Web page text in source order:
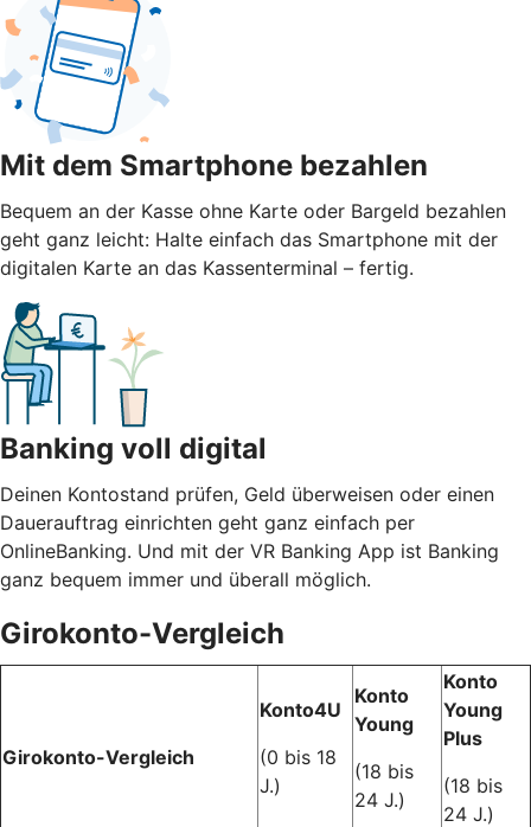
Mit dem Smartphone bezahlen
Bequem an der Kasse ohne Karte oder Bargeld bezahlen
geht ganz leicht: Halte einfach das Smartphone mit der
digitalen Karte an das Kassenterminal – fertig.
Banking voll digital
Deinen Kontostand prüfen, Geld überweisen oder einen
Dauerauftrag einrichten geht ganz einfach per
OnlineBanking. Und mit der VR Banking App ist Banking
ganz bequem immer und überall möglich.
Girokonto-Vergleich
Girokonto-Vergleich
Konto4U
(0 bis 18
J.)
Konto
Young
(18 bis
24 J.)
Konto
Young
Plus
(18 bis
24 J.)